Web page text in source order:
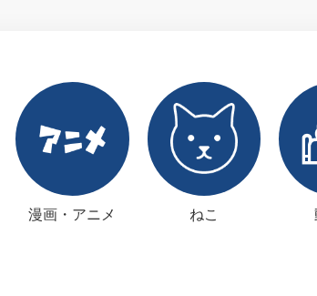
漫画・アニメ ねこ